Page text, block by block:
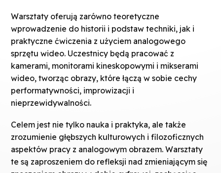
Warsztaty oferują zarówno teoretyczne
wprowadzenie do historii i podstaw techniki, jak i
praktyczne ćwiczenia z użyciem analogowego
sprzętu wideo. Uczestnicy będą pracować z
kamerami, monitorami kineskopowymi i mikserami
wideo, tworząc obrazy, które łączą w sobie cechy
performatywności, improwizacji i
nieprzewidywalności.
Celem jest nie tylko nauka i praktyka, ale także
zrozumienie głębszych kulturowych i filozoficznych
aspektów pracy z analogowym obrazem. Warsztaty
te są zaproszeniem do refleksji nad zmieniającym się